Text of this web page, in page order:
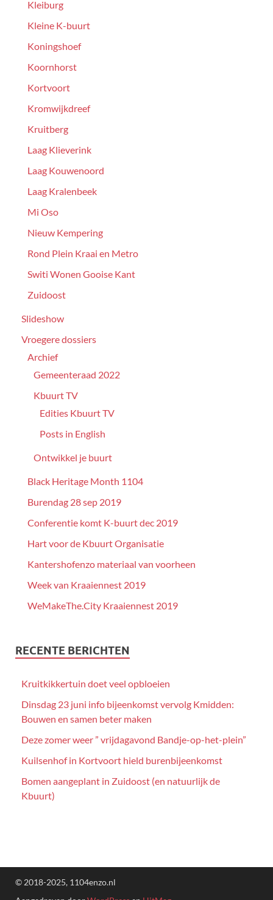
Kleiburg
Kleine K-buurt
Koningshoef
Koornhorst
Kortvoort
Kromwijkdreef
Kruitberg
Laag Klieverink
Laag Kouwenoord
Laag Kralenbeek
Mi Oso
Nieuw Kempering
Rond Plein Kraai en Metro
Switi Wonen Gooise Kant
Zuidoost
Slideshow
Vroegere dossiers
Archief
Gemeenteraad 2022
Kbuurt TV
Edities Kbuurt TV
Posts in English
Ontwikkel je buurt
Black Heritage Month 1104
Burendag 28 sep 2019
Conferentie komt K-buurt dec 2019
Hart voor de Kbuurt Organisatie
Kantershofenzo materiaal van voorheen
Week van Kraaiennest 2019
WeMakeThe.City Kraaiennest 2019
RECENTE BERICHTEN
Kruitkikkertuin doet veel opbloeien
Dinsdag 23 juni info bijeenkomst vervolg Kmidden:
Bouwen en samen beter maken
Deze zomer weer ” vrijdagavond Bandje-op-het-plein”
Kuilsenhof in Kortvoort hield burenbijeenkomst
Bomen aangeplant in Zuidoost (en natuurlijk de
Kbuurt)
© 2018-2025, 1104enzo.nl